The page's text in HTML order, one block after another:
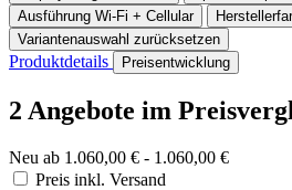
Ausführung Wi-Fi + Cellular
Variantenauswahl zurücksetzen
Produktdetails Preisentwicklung
2 Angebote im
Neu ab 1.060,00 € - 1.060,00 €
Preis inkl. Versand